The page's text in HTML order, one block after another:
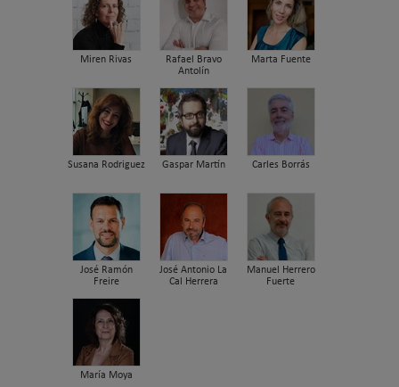
Miren Rivas
Rafael Bravo
Antolín
Marta Fuente
Susana Rodriguez Gaspar Martín Carles Borrás
José Ramón
Freire
José Antonio La
Cal Herrera
Manuel Herrero
Fuerte
María Moya